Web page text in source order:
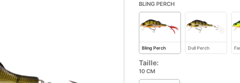
BLING PERCH
Bling Perch Dull Perch
Taille:
10 CM